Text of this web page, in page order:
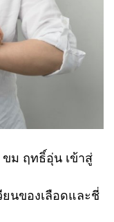
ขม ฤทธิ์อุ่น เข้าสู่
นของเลือดและชี่